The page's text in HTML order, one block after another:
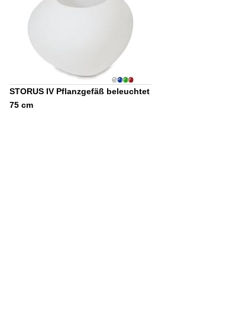
STORUS IV Pflanzgefäß beleuchtet
75 cm